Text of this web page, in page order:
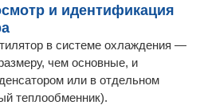
и идентификация
в системе охлаждения —
чем основные, и
или в отдельном
теплообменник).